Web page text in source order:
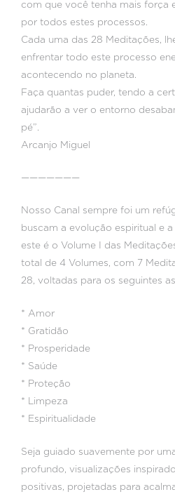
com que você tenha mais força
por todos estes processos.
Cada uma das 28 Meditações,
enfrentar todo este processo
acontecendo no planeta.
Faça quantas puder, tendo a
ajudarão a ver o entorno
pé”.
Arcanjo Miguel
———————
Nosso Canal sempre foi um
buscam a evolução espiritual e
este é o Volume I das
total de 4 Volumes, com 7
28, voltadas para os seguintes
* Amor
* Gratidão
* Prosperidade
* Saúde
* Proteção
* Limpeza
* Espiritualidade
Seja guiado suavemente por
profundo, visualizações
positivas, projetadas para